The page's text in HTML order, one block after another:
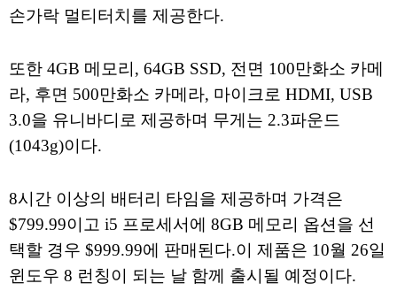
손가락 멀티터치를 제공한다.
또한 4GB 메모리, 64GB SSD, 전면 100만화소 카메
라, 후면 500만화소 카메라, 마이크로 HDMI, USB
3.0을 유니바디로 제공하며 무게는 2.3파운드
(1043g)이다.
8시간 이상의 배터리 타임을 제공하며 가격은
$799.99이고 i5 프로세서에 8GB 메모리 옵션을 선
택할 경우 $999.99에 판매된다.이 제품은 10월 26일
윈도우 8 런칭이 되는 날 함께 출시될 예정이다.